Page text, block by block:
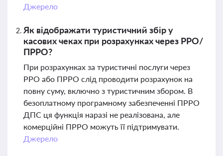
Джерело
Як відображати туристичний збір у
касових чеках при розрахунках через РРО/
ПРРО?
При розрахунках за туристичні послуги через
РРО або ПРРО слід проводити розрахунок на
повну суму, включно з туристичним збором. В
безоплатному програмному забезпеченні ПРРО
ДПС ця функція наразі не реалізована, але
комерційні ПРРО можуть її підтримувати.
Джерело